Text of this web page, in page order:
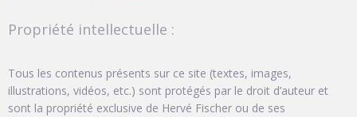
Propriété intellectuelle :
Tous les contenus présents sur ce site (textes, images,
illustrations, vidéos, etc.) sont protégés par le droit d’auteur et
sont la propriété exclusive de Hervé Fischer ou de ses